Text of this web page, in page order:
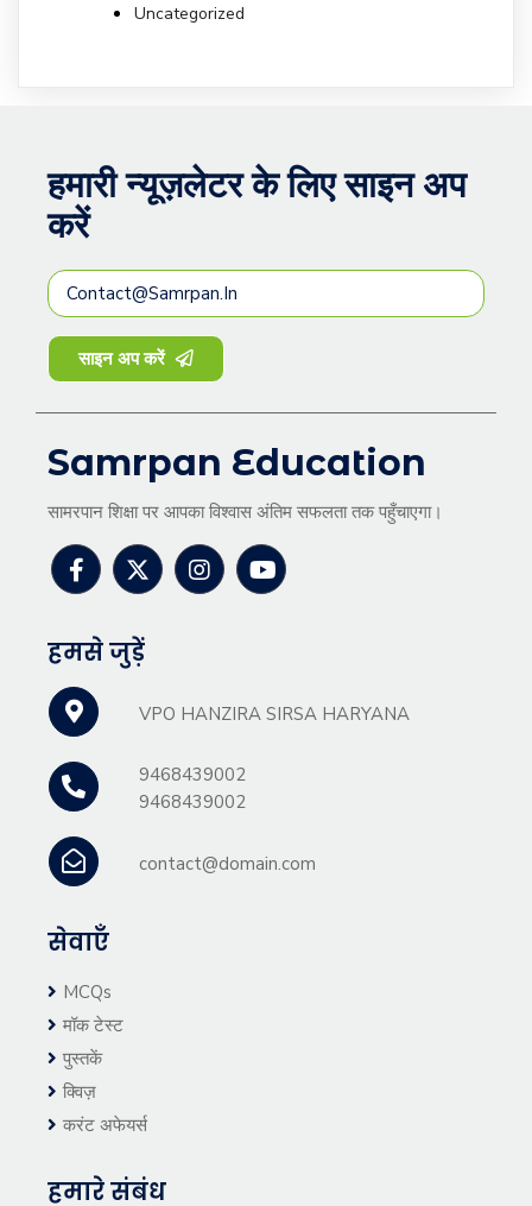
Uncategorized
हमारी न्यूज़लेटर के लिए साइन अप
करें
साइन अप करें
Samrpan Education
सामरपान शिक्षा पर आपका विश्वास अंतिम सफलता तक पहुँचाएगा।
हमसे जुड़ें
VPO HANZIRA SIRSA HARYANA
9468439002
9468439002
contact@domain.com
सेवाएँ
MCQs
मॉक टेस्ट
पुस्तकें
क्विज़
करंट अफेयर्स
हमारे संबंध